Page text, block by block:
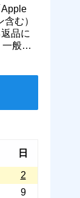
む）
品に
般的
日
2
9